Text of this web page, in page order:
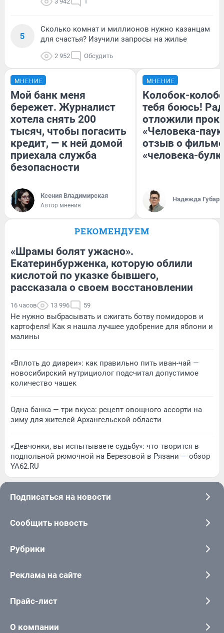
5
Сколько комнат и миллионов нужно казанцам
для счастья? Изучили запросы на жилье
2 952 Обсудить
МНЕНИЕ
Мой банк меня
бережет. Журналист
хотела снять 200
тысяч, чтобы погасить
кредит, — к ней домой
приехала служба
безопасности
Ксения Владимирская
Автор мнения
МНЕНИЕ
Колобок-
тебя боюсь!
отложили
«Человека-
отзыв о
«человека-
Надежда Губарь
РЕКОМЕНДУЕМ
«Шрамы болят ужасно».
Екатеринбурженка, которую облили
кислотой по указке бывшего,
рассказала о своем восстановлении
16 часов 13 996 59
Не нужно выбрасывать и сжигать ботву помидоров и
картофеля! Как я нашла лучшее удобрение для яблони и
малины
«Вплоть до диареи»: как правильно пить иван-чай —
новосибирский нутрициолог подсчитал допустимое
количество чашек
Одна банка — три вкуса: рецепт овощного ассорти на
зиму для жителей Архангельской области
«Девчонки, вы испытываете судьбу»: что творится в
подпольной рюмочной на Березовой в Рязани — обзор
YA62.RU
Подписаться на новости
Сообщить новость
Рубрики
Реклама на сайте
Прайс-лист
О компании